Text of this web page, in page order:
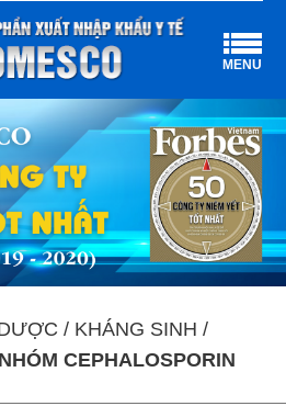
MENU
/ KHÁNG SINH /
CEPHALOSPORIN